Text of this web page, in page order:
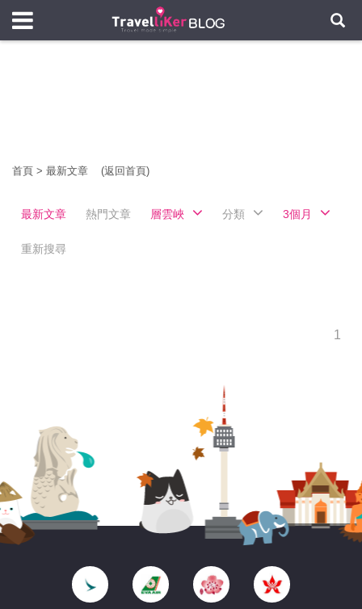
首頁 > 最新文章 (返回首頁)
最新文章 熱門文章 層雲峽 分類 3個月
重新搜尋
1